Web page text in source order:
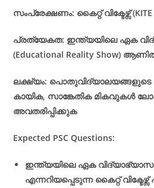
സംപ്രേക്ഷണം: കൈറ്റ് വിക്ടേഴ്സ്
പ്രത്യേകത: ഇന്ത്യയിലെ ഏക
(Educational Reality Show)
ലക്ഷ്യം: പൊതുവിദ്യാലയങ്ങളുടെ
കായിക, സാങ്കേതിക മികവുകൾ
അവതരിപ്പിക്കുക
Expected PSC Questions:
ഇന്ത്യയിലെ ഏക വിദ്യാഭ്യാസ
എന്നറിയപ്പെടുന്ന കൈറ്റ് വിക്ടേഴ്സ്